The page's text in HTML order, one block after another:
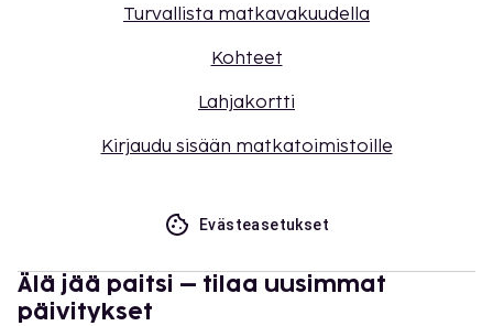
Turvallista matkavakuudella
Kohteet
Lahjakortti
Kirjaudu sisään matkatoimistoille
Evästeasetukset
Älä jää paitsi – tilaa uusimmat
päivitykset